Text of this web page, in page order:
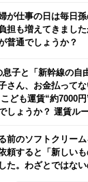
が仕事の日は毎日
担も増えてきまし
普通でしょうか？
息子と「新幹線の自
子さん、お金払って
ども運賃“約7000
しょうか？ 運賃ル
前のソフトクリー
頼すると「新しい
た。わざとではな